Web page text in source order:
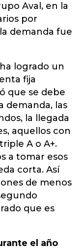
Aval, en la
por
demanda fue
logrado un
fija
que se debe
demanda, las
la llegada
aquellos con
A o A+.
a tomar esos
corta. Así
de menos
que es
el año